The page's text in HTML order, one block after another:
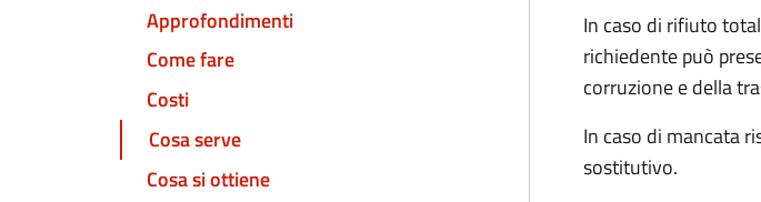
Approfondimenti
Come fare
Costi
Cosa serve
Cosa si ottiene
In caso di rifiuto
richiedente può
corruzione e della
In caso di mancata
sostitutivo.